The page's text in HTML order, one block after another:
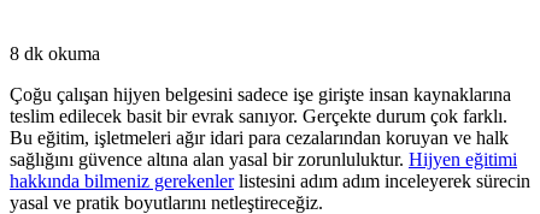
8 dk okuma
Çoğu çalışan hijyen belgesini sadece işe girişte insan kaynaklarına
teslim edilecek basit bir evrak sanıyor. Gerçekte durum çok farklı.
Bu eğitim, işletmeleri ağır idari para cezalarından koruyan ve halk
sağlığını güvence altına alan yasal bir zorunluluktur. Hijyen eğitimi
hakkında bilmeniz gerekenlerlistesini adım adım inceleyerek sürecin
yasal ve pratik boyutlarını netleştireceğiz.